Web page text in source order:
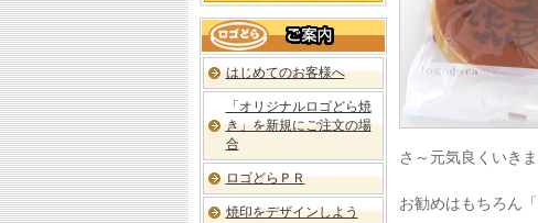
の
お
客
様
へ
ロ
ゴ
ど
ら
Ⓡ「ど
ら
き」
ご
案
内
はじめてのお客様へ
「オリジナルロゴどら焼
き」を新規にご注文の場
合
ロゴどらＰＲ
焼印をデザインしよう
さ～元気良くいき
お勧めはもちろん